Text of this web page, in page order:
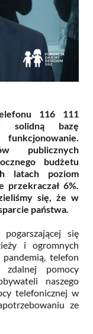
116 111
solidną bazę
publicznych
budżetu
latach poziom
przekraczał 6%.
się, że w
państwa.
pogarszającej się
i ogromnych
pandemią, telefon
pomocy
naszego
telefonicznej w
ze